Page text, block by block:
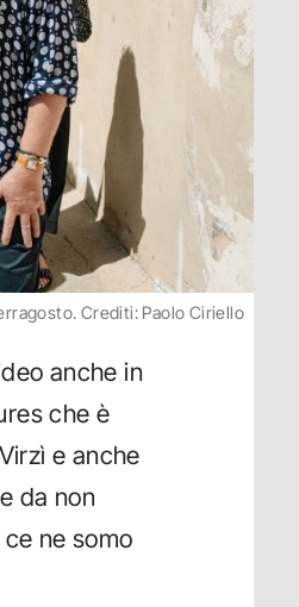
Crediti: Paolo Ciriello
anche in
che è
e anche
da non
ne somo